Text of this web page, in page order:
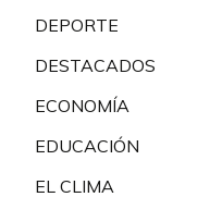
DEPORTE
DESTACADOS
ECONOMÍA
EDUCACIÓN
EL CLIMA